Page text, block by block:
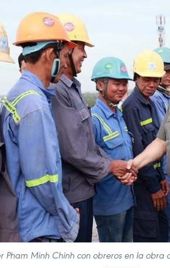
Pham Minh Chinh con obreros en la obra